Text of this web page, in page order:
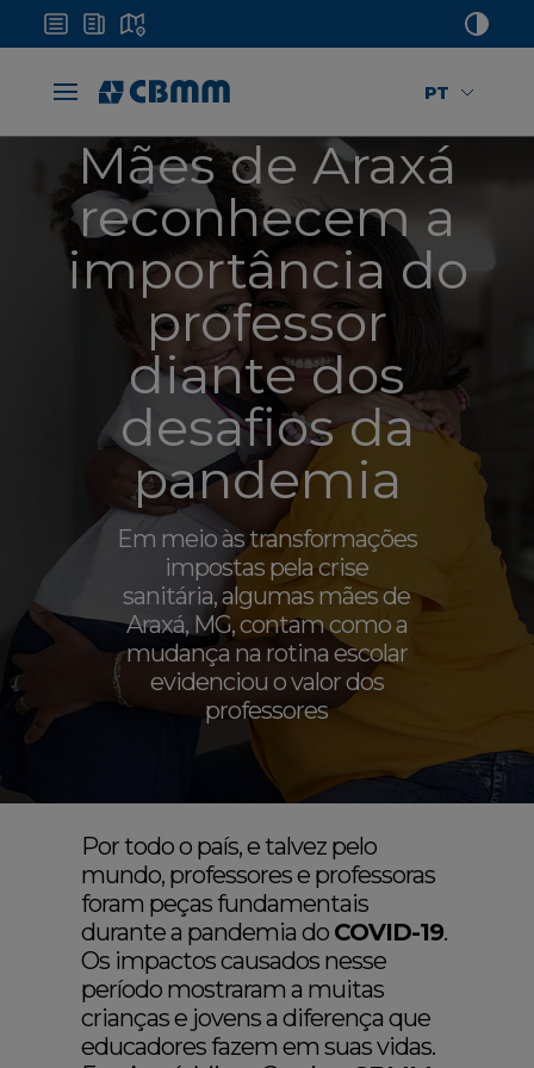
PT
Mães de Araxá
reconhecem a
importância do
professor
diante dos
desafios da
pandemia
Em meio às transformações
impostas pela crise
sanitária, algumas mães de
Araxá, MG, contam como a
mudança na rotina escolar
evidenciou o valor dos
professores
Por todo o país, e talvez pelo
mundo, professores e professoras
foram peças fundamentais
durante a pandemia do COVID-19.
Os impactos causados nesse
período mostraram a muitas
crianças e jovens a diferença que
educadores fazem em suas vidas.